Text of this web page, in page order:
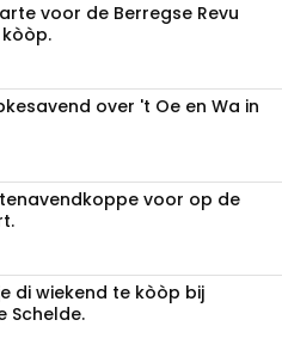
voor de Berregse Revu
over 't Oe en Wa in
voor op de
di wiekend te kòòp bij
Schelde.